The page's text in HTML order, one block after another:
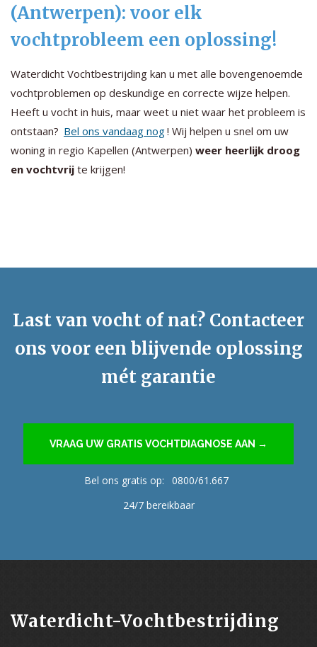
(Antwerpen): voor elk
vochtprobleem een oplossing!
Waterdicht Vochtbestrijding kan u met alle bovengenoemde
vochtproblemen op deskundige en correcte wijze helpen.
Heeft u vocht in huis, maar weet u niet waar het probleem is
ontstaan? Bel ons vandaag nog! Wij helpen u snel om uw
woning in regio Kapellen (Antwerpen) weer heerlijk droog
en vochtvrij te krijgen!
Last van vocht of nat? Contacteer
ons voor een blijvende oplossing
mét garantie
VRAAG UW GRATIS VOCHTDIAGNOSE AAN →
Bel ons gratis op:
0800/61.667
24/7 bereikbaar
Waterdicht-Vochtbestrijding